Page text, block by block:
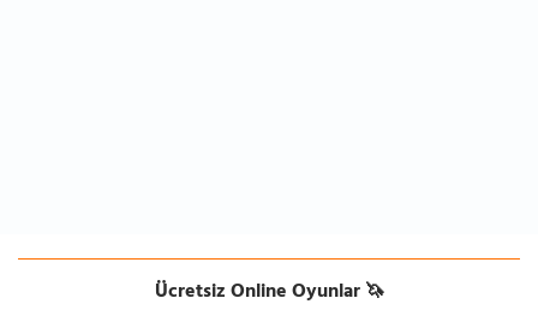
Ücretsiz Online Oyunlar 🦄